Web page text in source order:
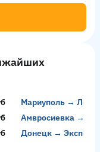
Мариуполь →
Амвросиевка →
Донецк →